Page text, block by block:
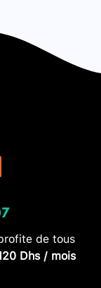
de tous
Dhs / mois